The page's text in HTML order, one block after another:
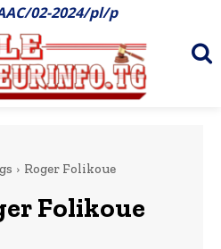
02-2024/pl/p
Roger Folikoue
Folikoue